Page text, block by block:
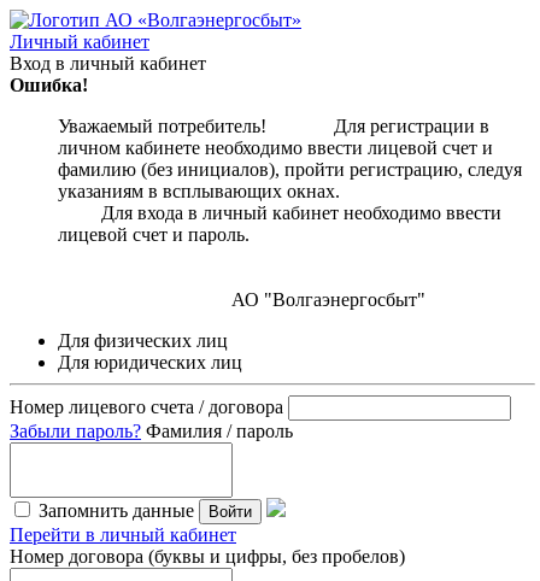
Личный кабинет
Вход в личный кабинет
Ошибка!
Уважаемый потребитель! Для регистрации в
личном кабинете необходимо ввести лицевой счет и
фамилию (без инициалов), пройти регистрацию, следуя
указаниям в всплывающих окнах.
Для входа в личный кабинет необходимо ввести
лицевой счет и пароль.
АО "Волгаэнергосбыт"
Для физических лиц
Для юридических лиц
Номер лицевого счета / договора
Забыли пароль? Фамилия / пароль
Запомнить данные Войти
Перейти в личный кабинет
Номер договора (буквы и цифры, без пробелов)